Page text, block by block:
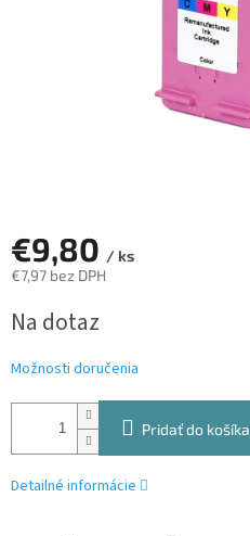
€9,80 / ks
€7,97 bez DPH
cena:
Na dotaz
Možnosti doručenia
Pridať do košíka
Detailné informácie